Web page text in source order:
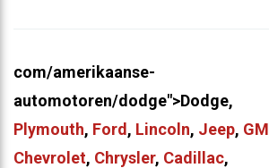
com/amerikaanse-
automotoren/dodge">Dodge,
Plymouth, Ford , Lincoln, Jeep, GM
Chevrolet, Chrysler, Cadillac,